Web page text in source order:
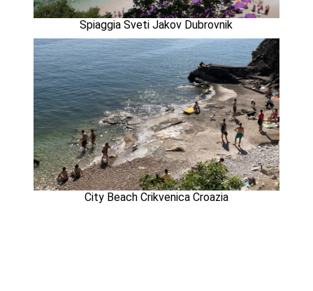
Spiaggia Sveti Jakov Dubrovnik
City Beach Crikvenica Croazia